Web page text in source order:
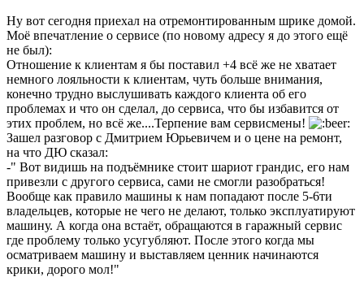
Ну вот сегодня приехал на отремонтированным шрике домой.
Моё впечатление о сервисе (по новому адресу я до этого ещё
не был):
Отношение к клиентам я бы поставил +4 всё же не хватает
немного лояльности к клиентам, чуть больше внимания,
конечно трудно выслушивать каждого клиента об его
проблемах и что он сделал, до сервиса, что бы избавится от
этих проблем, но всё же....Терпение вам сервисмены!
Зашел разговор с Дмитрием Юрьевичем и о цене на ремонт,
на что ДЮ сказал:
-" Вот видишь на подъёмнике стоит шариот грандис, его нам
привезли с другого сервиса, сами не смогли разобраться!
Вообще как правило машины к нам попадают после 5-6ти
владельцев, которые не чего не делают, только эксплуатируют
машину. А когда она встаёт, обращаются в гаражный сервис
где проблему только усугубляют. После этого когда мы
осматриваем машину и выставляем ценник начинаются
крики, дорого мол!"